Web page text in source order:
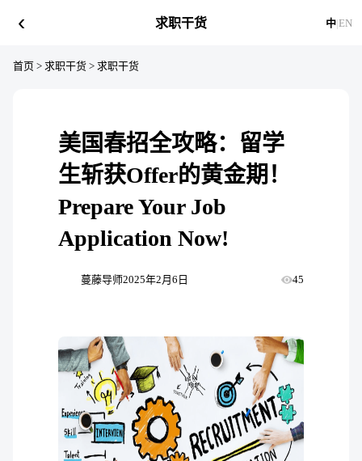
‹ 求职干货 中|EN
首页 > 求职干货 > 求职干货
美国春招全攻略：留学
生斩获Offer的黄金期！
Prepare Your Job
Application Now!
蔓藤导师2025年2月6日 45